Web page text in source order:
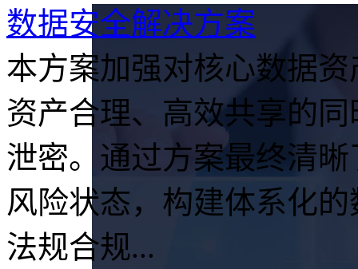
数据安全解决方案
本方案加强对核心数据
资产合理、高效共享的
泄密。通过方案最终清
风险状态，构建体系化
法规合规...